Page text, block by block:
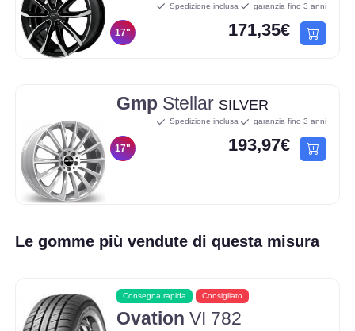
17"
Spedizione inclusa garanzia fino 3 anni
171,35€
Gmp Stellar SILVER
17"
Spedizione inclusa garanzia fino 3 anni
193,97€
Le gomme più vendute di questa misura
Consegna rapida Consigliato
Ovation VI 782